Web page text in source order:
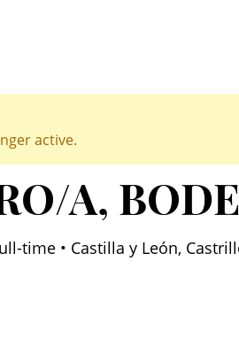
active.
A,
time • Castilla y León,